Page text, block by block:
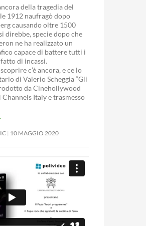
della tragedia del
1912 naufragò dopo
causando oltre 1500
direbbe, specie dopo che
ne ha realizzato un
capace di battere tutti i
di incassi.
c’è ancora, e ce lo
di Valerio Scheggia “Gli
da Cinehollywood
Italy e trasmesso
10 MAGGIO 2020